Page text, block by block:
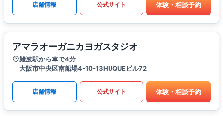
店舗情報 公式サイト 体験・相談予約
アマラオーガニカヨガスタジオ
難波駅から車で4分
大阪市中央区南船場4-10-13HUQUEビル72
店舗情報 公式サイト 体験・相談予約